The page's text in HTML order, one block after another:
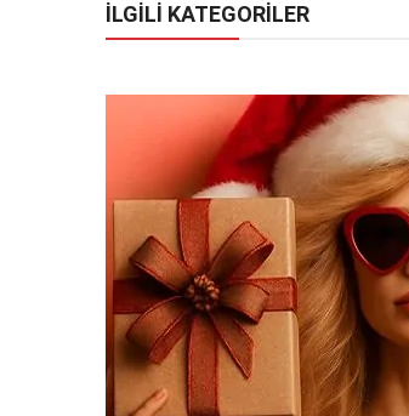
İLGİLİ KATEGORİLER